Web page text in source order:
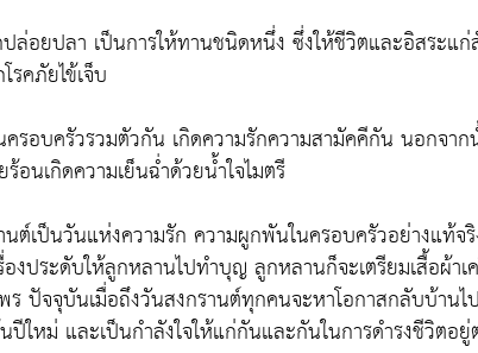
ล่อยปลา เป็นการให้ทานชนิดหนึ่ง ซึ่งให้ชีวิตและอิสระแ
รคภัยไข้เจ็บ
รอบครัวรวมตัวกัน เกิดความรักความสามัคคีกัน นอกจา
อนเกิดความเย็นฉ่ำด้วยน้ำใจไมตรี
ต์เป็นวันแห่งความรัก ความผูกพันในครอบครัวอย่างแท้จ
งประดับให้ลูกหลานไปทำบุญ ลูกหลานก็จะเตรียมเสื้อผ้า
ร ปัจจุบันเมื่อถึงวันสงกรานต์ทุกคนจะหาโอกาสกลับบ้าน
ปีใหม่ และเป็นกำลังใจให้แก่กันและกันในการดำรงชีวิตอยู่